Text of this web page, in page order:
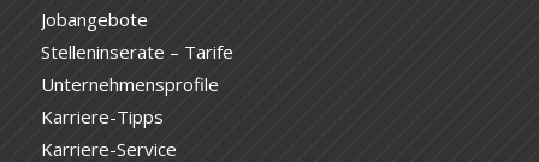
Jobangebote
Stelleninserate – Tarife
Unternehmensprofile
Karriere-Tipps
Karriere-Service